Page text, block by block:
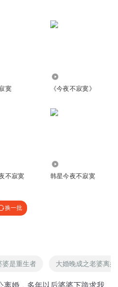
的不在线傻女孩，怎么说都听不
寞 《今夜不寂寞》
不寂寞 韩星今夜不寂寞
换一批
婆是重生者 大婚晚成之老婆离